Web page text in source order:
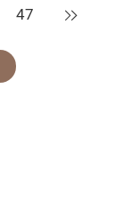
47 下一页